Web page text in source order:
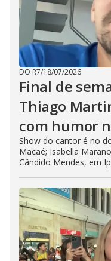
DO R7/18/07/2026
Final de
Thiago
com humor
Show do cantor é no
Macaé; Isabella
Cândido Mendes, em